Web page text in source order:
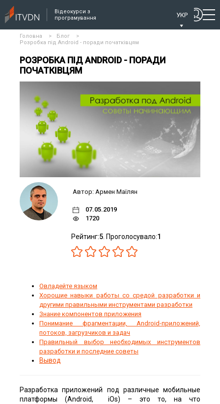
Відеокурси з
програмування
УКР
Головна > Блог
>
Розробка під Android - поради початківцям
РОЗРОБКА ПІД ANDROID - ПОРАДИ
ПОЧАТКІВЦЯМ
Автор: Армен Маїлян
07.05.2019
1720
Рейтинг:5 . Проголосувало:1
Овладейте языком
Хорошие навыки работы со средой разработки и
другими правильными инструментами разработки
Знание компонентов приложения
Понимание фрагментации, Android-приложений,
потоков, загрузчиков и задач
Правильный выбор необходимых инструментов
разработки и последние советы
Вывод
Разработка приложений под различные мобильные
платформы (Android, iOs) – это то, на что